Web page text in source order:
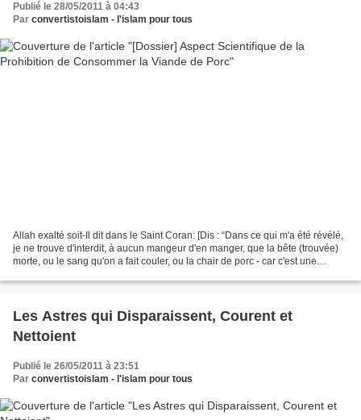
Publié le 28/05/2011 à 04:43
Par convertistoislam - l'islam pour tous
Allah exalté soit-Il dit dans le Saint Coran: [Dis : “Dans ce qui m'a été révélé,
je ne trouve d'interdit, à aucun mangeur d'en manger, que la bête (trouvée)
morte, ou le sang qu'on a fait couler, ou la chair de porc - car c'est une
Les Astres qui Disparaissent, Courent et
Nettoient
Publié le 26/05/2011 à 23:51
Par convertistoislam - l'islam pour tous